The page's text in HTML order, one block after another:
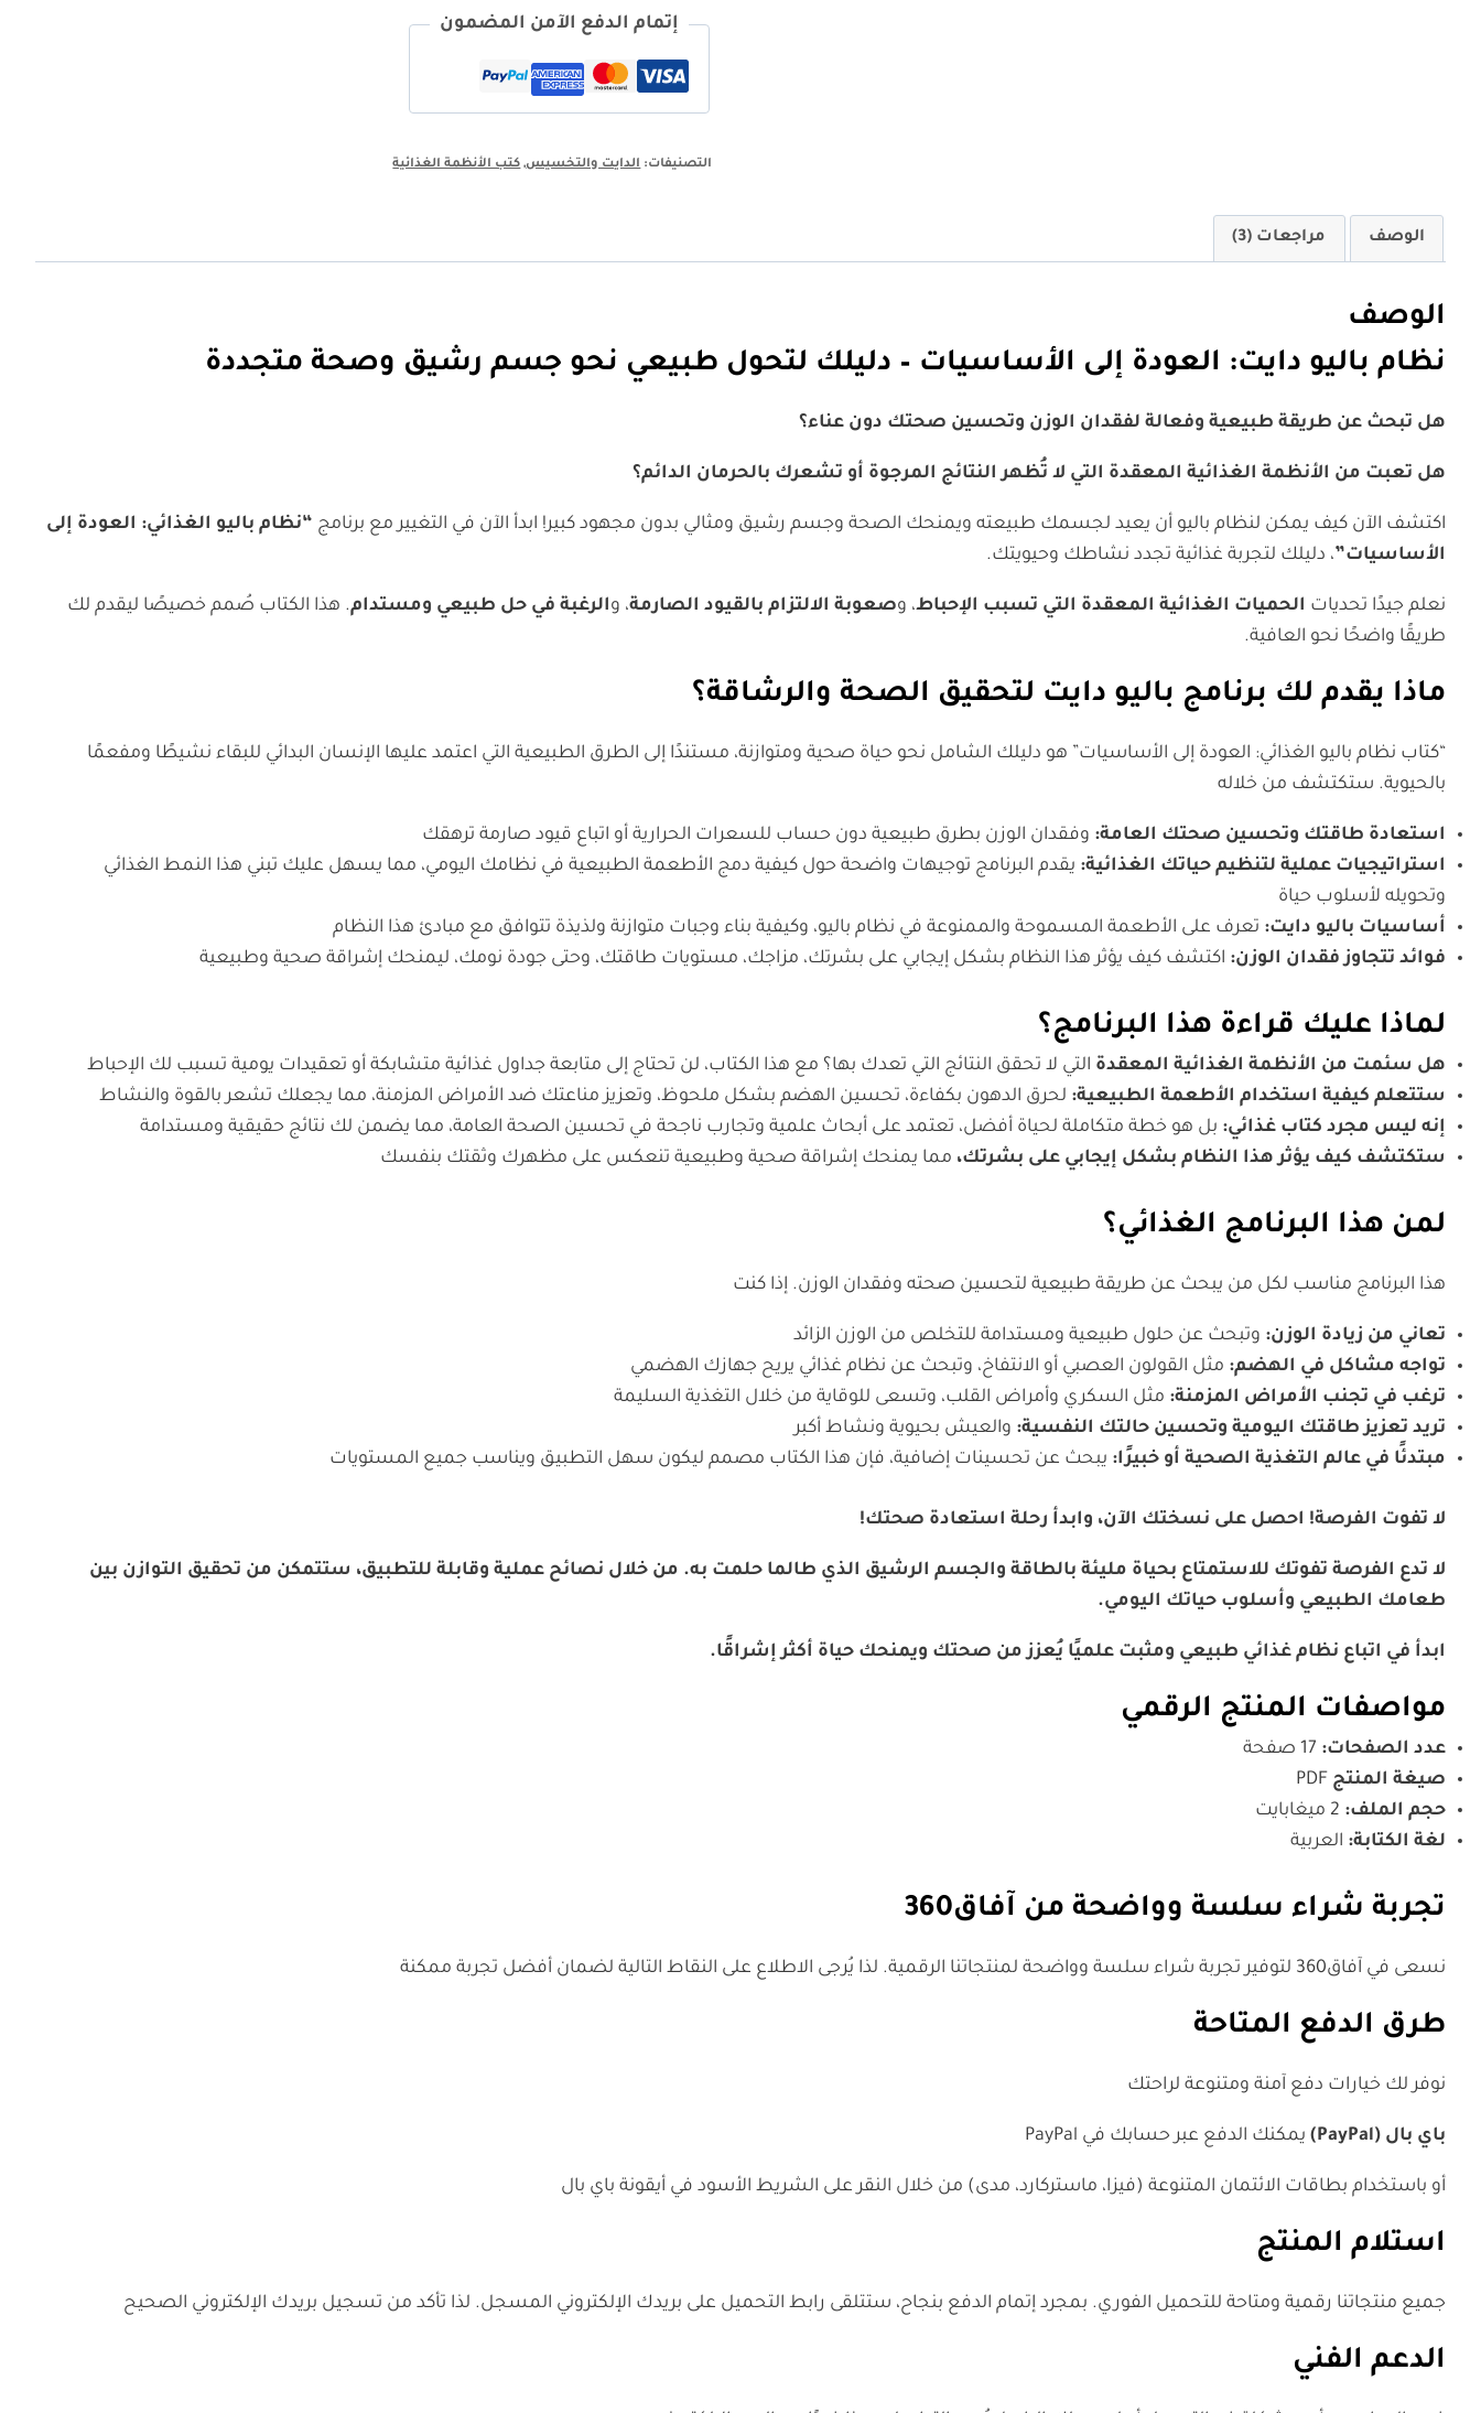
إتمام الدفع الآمن المضمون
التصنيفات: الدايت والتخسيس, كتب الأنظمة الغذائية
الوصف مراجعات (3)
الوصف
نظام باليو دايت: العودة إلى الأساسيات – دليلك لتحول طبيعي نحو جسم رشيق وصحة متجددة
هل تبحث عن طريقة طبيعية وفعالة لفقدان الوزن وتحسين صحتك دون عناء؟
هل تعبت من الأنظمة الغذائية المعقدة التي لا تُظهر النتائج المرجوة أو تشعرك بالحرمان الدائم؟
اكتشف الآن كيف يمكن لنظام باليو أن يعيد لجسمك طبيعته ويمنحك الصحة وجسم رشيق ومثالي بدون مجهود كبير! ابدأ الآن في التغيير مع برنامج “نظام باليو الغذائي: العودة إلى
الأساسيات”، دليلك لتجربة غذائية تجدد نشاطك وحيويتك.
نعلم جيدًا تحديات الحميات الغذائية المعقدة التي تسبب الإحباط، وصعوبة الالتزام بالقيود الصارمة، والرغبة في حل طبيعي ومستدام. هذا الكتاب صُمم خصيصًا ليقدم لك
طريقًا واضحًا نحو العافية.
ماذا يقدم لك برنامج باليو دايت لتحقيق الصحة والرشاقة؟
“كتاب نظام باليو الغذائي: العودة إلى الأساسيات” هو دليلك الشامل نحو حياة صحية ومتوازنة، مستندًا إلى الطرق الطبيعية التي اعتمد عليها الإنسان البدائي للبقاء نشيطًا ومفعمًا
بالحيوية. ستكتشف من خلاله
استعادة طاقتك وتحسين صحتك العامة: وفقدان الوزن بطرق طبيعية دون حساب للسعرات الحرارية أو اتباع قيود صارمة ترهقك
استراتيجيات عملية لتنظيم حياتك الغذائية: يقدم البرنامج توجيهات واضحة حول كيفية دمج الأطعمة الطبيعية في نظامك اليومي، مما يسهل عليك تبني هذا النمط الغذائي
وتحويله لأسلوب حياة
أساسيات باليو دايت: تعرف على الأطعمة المسموحة والممنوعة في نظام باليو، وكيفية بناء وجبات متوازنة ولذيذة تتوافق مع مبادئ هذا النظام
فوائد تتجاوز فقدان الوزن: اكتشف كيف يؤثر هذا النظام بشكل إيجابي على بشرتك، مزاجك، مستويات طاقتك، وحتى جودة نومك، ليمنحك إشراقة صحية وطبيعية
لماذا عليك قراءة هذا البرنامج؟
هل سئمت من الأنظمة الغذائية المعقدة التي لا تحقق النتائج التي تعدك بها؟ مع هذا الكتاب، لن تحتاج إلى متابعة جداول غذائية متشابكة أو تعقيدات يومية تسبب لك الإحباط
ستتعلم كيفية استخدام الأطعمة الطبيعية: لحرق الدهون بكفاءة، تحسين الهضم بشكل ملحوظ، وتعزيز مناعتك ضد الأمراض المزمنة، مما يجعلك تشعر بالقوة والنشاط
إنه ليس مجرد كتاب غذائي: بل هو خطة متكاملة لحياة أفضل، تعتمد على أبحاث علمية وتجارب ناجحة في تحسين الصحة العامة، مما يضمن لك نتائج حقيقية ومستدامة
ستكتشف كيف يؤثر هذا النظام بشكل إيجابي على بشرتك، مما يمنحك إشراقة صحية وطبيعية تنعكس على مظهرك وثقتك بنفسك
لمن هذا البرنامج الغذائي؟
هذا البرنامج مناسب لكل من يبحث عن طريقة طبيعية لتحسين صحته وفقدان الوزن. إذا كنت
تعاني من زيادة الوزن: وتبحث عن حلول طبيعية ومستدامة للتخلص من الوزن الزائد
تواجه مشاكل في الهضم: مثل القولون العصبي أو الانتفاخ، وتبحث عن نظام غذائي يريح جهازك الهضمي
ترغب في تجنب الأمراض المزمنة: مثل السكري وأمراض القلب، وتسعى للوقاية من خلال التغذية السليمة
تريد تعزيز طاقتك اليومية وتحسين حالتك النفسية: والعيش بحيوية ونشاط أكبر
مبتدئًا في عالم التغذية الصحية أو خبيرًا: يبحث عن تحسينات إضافية، فإن هذا الكتاب مصمم ليكون سهل التطبيق ويناسب جميع المستويات
لا تفوت الفرصة! احصل على نسختك الآن، وابدأ رحلة استعادة صحتك!
لا تدع الفرصة تفوتك للاستمتاع بحياة مليئة بالطاقة والجسم الرشيق الذي طالما حلمت به. من خلال نصائح عملية وقابلة للتطبيق، ستتمكن من تحقيق التوازن بين
طعامك الطبيعي وأسلوب حياتك اليومي.
ابدأ في اتباع نظام غذائي طبيعي ومثبت علميًا يُعزز من صحتك ويمنحك حياة أكثر إشراقًا.
مواصفات المنتج الرقمي
عدد الصفحات:
صيغة المنتج
حجم الملف:
لغة الكتابة: العربية
تجربة شراء سلسة وواضحة من آفاق360
نسعى في آفاق360 لتوفير تجربة شراء سلسة وواضحة لمنتجاتنا الرقمية. لذا يُرجى الاطلاع على النقاط التالية لضمان أفضل تجربة ممكنة
طرق الدفع المتاحة
نوفر لك خيارات دفع آمنة ومتنوعة لراحتك
باي بال (PayPal
) يمكنك الدفع عبر حسابك في PayPal
أو باستخدام بطاقات الائتمان المتنوعة (فيزا، ماستركارد، مدى) من خلال النقر على الشريط الأسود في أيقونة باي بال
استلام المنتج
جميع منتجاتنا رقمية ومتاحة للتحميل الفوري. بمجرد إتمام الدفع بنجاح، ستتلقى رابط التحميل على بريدك الإلكتروني المسجل. لذا تأكد من تسجيل بريدك الإلكتروني الصحيح
الدعم الفني